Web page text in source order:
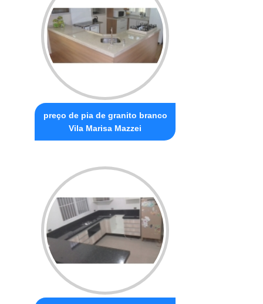
preço de pia de granito branco
Vila Marisa Mazzei